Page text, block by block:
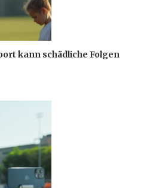
kann schädliche Folgen